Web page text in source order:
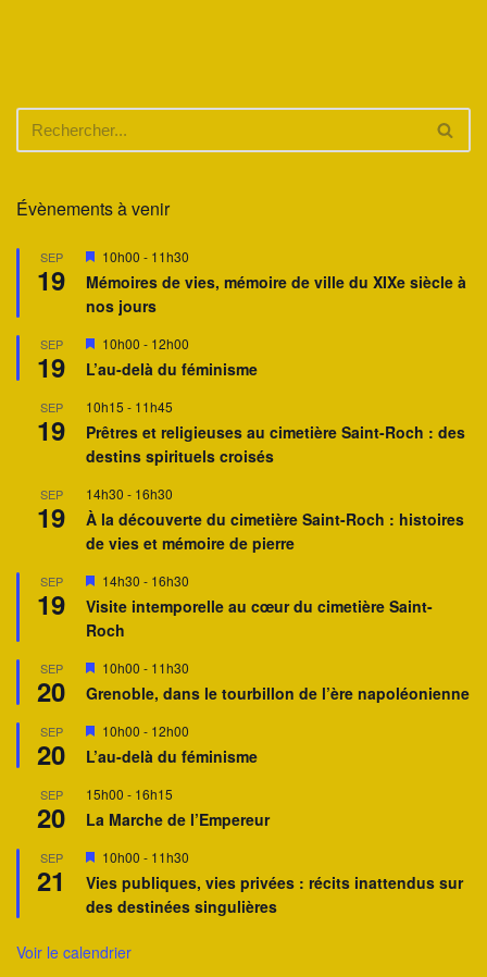
Évènements à venir
SEP
19
M
i
s
e
a
a
t
10h00 - 11h30
Mémoires de vies, mémoire de ville du XIXe siècle à
nos jours
SEP
19
M
s
n
a
a
t
10h00 - 12h00
L’au-delà du féminisme
SEP
19
10h15 - 11h45
Prêtres et religieuses au cimetière Saint-Roch : des
destins spirituels croisés
SEP
19
14h30 - 16h30
À la découverte du cimetière Saint-Roch : histoires
de vies et mémoire de pierre
SEP
19
M
s
e
a
a
t
14h30 - 16h30
Visite intemporelle au cœur du cimetière Saint-
Roch
SEP
20
M
s
n
a
a
n
t
10h00 - 11h30
Grenoble, dans le tourbillon de l’ère napoléonienne
SEP
20
M
s
n
a
a
n
t
10h00 - 12h00
L’au-delà du féminisme
SEP
20
15h00 - 16h15
La Marche de l’Empereur
SEP
21
M
s
e
a
v
10h00 - 11h30
Vies publiques, vies privées : récits inattendus sur
des destinées singulières
Voir le calendrier